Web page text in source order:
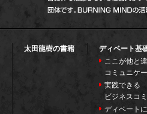
太田龍樹の書籍
ディベート基
ここが他と
コミュニケ
実践できる
ビジネスコ
ディベート